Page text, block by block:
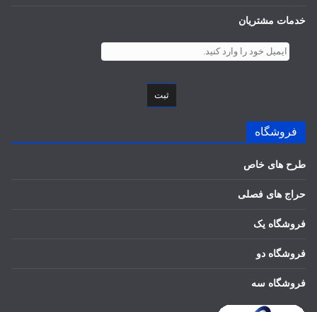
خدمات مشتریان
ثبت
فروشگاه
طرح های خاص
حراج های فصلی
فروشگاه یک
فروشگاه دو
فروشگاه سه